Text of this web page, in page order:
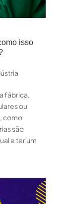
isso
fábrica,
ou
como
são
e ter um